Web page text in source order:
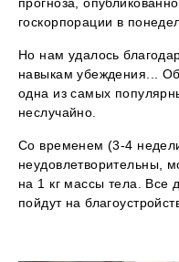
прогноза,
госкорпорации в
Но нам удалось
навыкам убеждения...
одна из самых
неслучайно.
Со временем (3-4
неудовлетворительны,
на 1 кг массы тела. Все
пойдут на